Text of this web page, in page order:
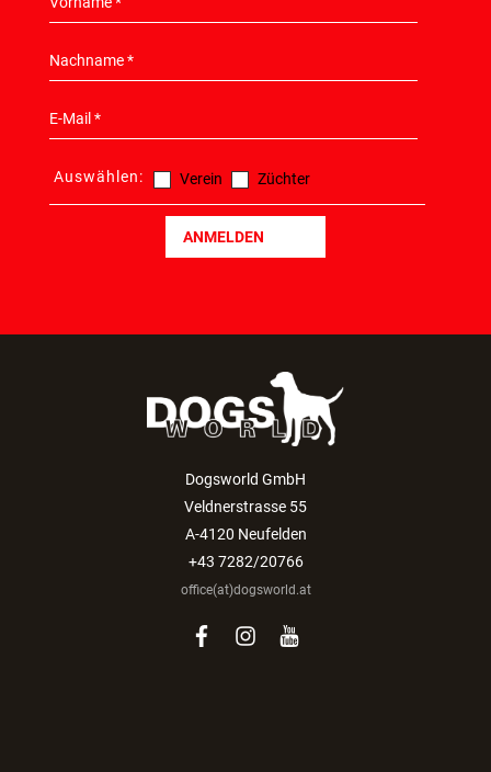
Auswählen: Verein Züchter
ANMELDEN
Dogsworld GmbH
Veldnerstrasse 55
A-4120 Neufelden
+43 7282/20766
office(at)dogsworld.at
facebook
instagram
youtube